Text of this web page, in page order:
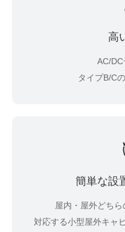
高
AC/
タイプB/C
簡単な設
屋内・屋外どち
対応する小型屋外キャ